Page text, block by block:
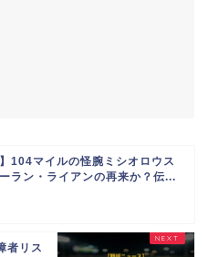
】104マイルの怪腕ミシオロウス
ラン・ライアンの再来か？伝...
者リス